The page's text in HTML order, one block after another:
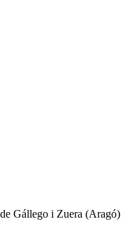
Gállego i Zuera (Aragó)